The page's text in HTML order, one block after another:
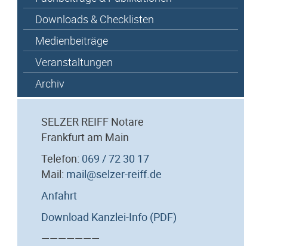
Downloads & Checklisten
Medienbeiträge
Veranstaltungen
Archiv
SELZER REIFF Notare
Frankfurt am Main
Telefon: 069 / 72 30 17
Mail: mail@selzer-reiff.de
Anfahrt
Download Kanzlei-Info (PDF)
———————